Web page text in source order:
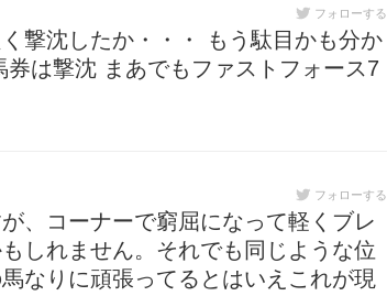
フォローする
撃沈したか・・・ もう駄目かも分か
は撃沈 まあでもファストフォース7
フォローする
、コーナーで窮屈になって軽くブレ
しれません。それでも同じような位
なりに頑張ってるとはいえこれが現